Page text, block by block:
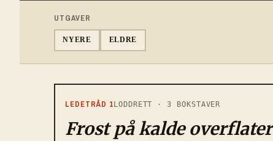
UTGAVER
NYERE ELDRE
LEDETRÅD 1LODDRETT ·3 BOKSTAVER
Frost på kalde overflater